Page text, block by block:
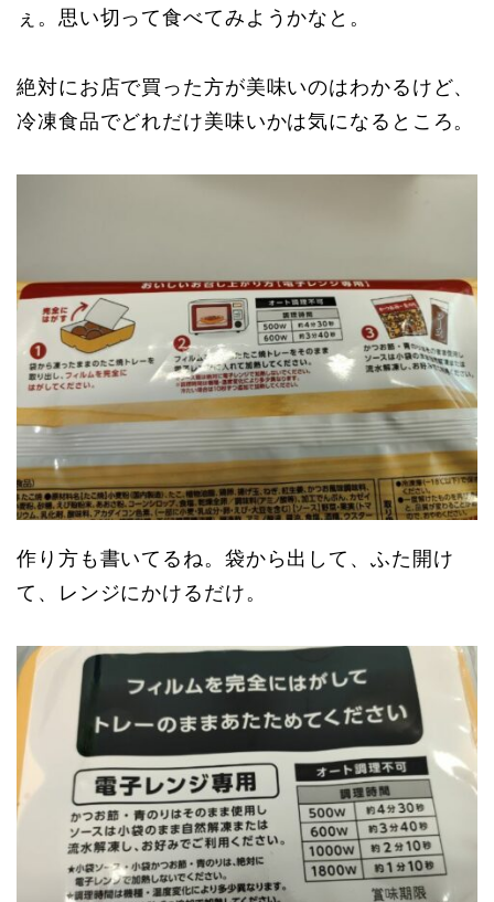
ぇ。思い切って食べてみようかなと。
絶対にお店で買った方が美味いのはわかるけど、
冷凍食品でどれだけ美味いかは気になるところ。
作り方も書いてるね。袋から出して、ふた開け
て、レンジにかけるだけ。